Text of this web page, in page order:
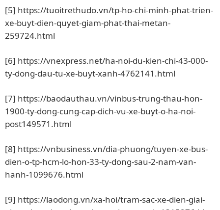
[5] https://tuoitrethudo.vn/tp-ho-chi-minh-phat-trien-
xe-buyt-dien-quyet-giam-phat-thai-metan-
259724.html
[6] https://vnexpress.net/ha-noi-du-kien-chi-43-000-
ty-dong-dau-tu-xe-buyt-xanh-4762141.html
[7] https://baodauthau.vn/vinbus-trung-thau-hon-
1900-ty-dong-cung-cap-dich-vu-xe-buyt-o-ha-noi-
post149571.html
[8] https://vnbusiness.vn/dia-phuong/tuyen-xe-bus-
dien-o-tp-hcm-lo-hon-33-ty-dong-sau-2-nam-van-
hanh-1099676.html
[9] https://laodong.vn/xa-hoi/tram-sac-xe-dien-giai-